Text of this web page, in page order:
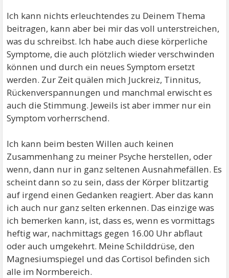
Ich kann nichts erleuchtendes zu Deinem Thema
beitragen, kann aber bei mir das voll unterstreichen,
was du schreibst. Ich habe auch diese körperliche
Symptome, die auch plötzlich wieder verschwinden
können und durch ein neues Symptom ersetzt
werden. Zur Zeit quälen mich Juckreiz, Tinnitus,
Rückenverspannungen und manchmal erwischt es
auch die Stimmung. Jeweils ist aber immer nur ein
Symptom vorherrschend.
Ich kann beim besten Willen auch keinen
Zusammenhang zu meiner Psyche herstellen, oder
wenn, dann nur in ganz seltenen Ausnahmefällen. Es
scheint dann so zu sein, dass der Körper blitzartig
auf irgend einen Gedanken reagiert. Aber das kann
ich auch nur ganz selten erkennen. Das einzige was
ich bemerken kann, ist, dass es, wenn es vormittags
heftig war, nachmittags gegen 16.00 Uhr abflaut
oder auch umgekehrt. Meine Schilddrüse, den
Magnesiumspiegel und das Cortisol befinden sich
alle im Normbereich.